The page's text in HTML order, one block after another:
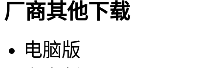
厂商其他下载
电脑版